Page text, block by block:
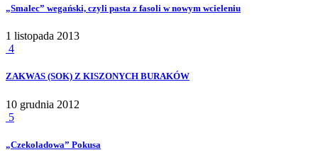
„Smalec” wegański, czyli pasta z fasoli w nowym wcieleniu
1 listopada 2013
4
ZAKWAS (SOK) Z KISZONYCH BURAKÓW
10 grudnia 2012
5
„Czekoladowa” Pokusa